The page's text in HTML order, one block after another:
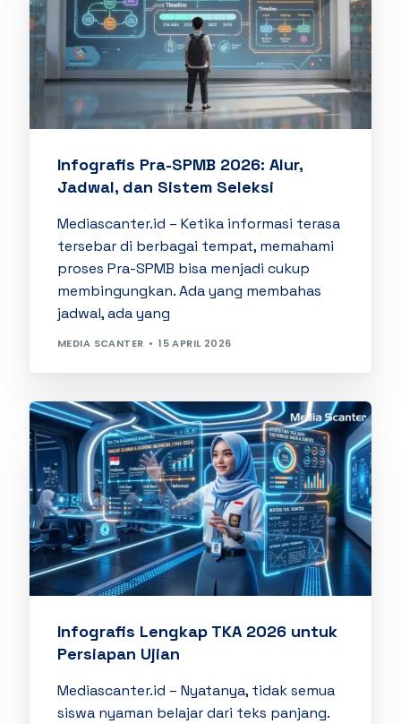
Infografis Pra-SPMB 2026: Alur,
Jadwal, dan Sistem Seleksi
Mediascanter.id – Ketika informasi terasa
tersebar di berbagai tempat, memahami
proses Pra-SPMB bisa menjadi cukup
membingungkan. Ada yang membahas
jadwal, ada yang
MEDIA SCANTER 15 APRIL 2026
Infografis Lengkap TKA 2026 untuk
Persiapan Ujian
Mediascanter.id – Nyatanya, tidak semua
siswa nyaman belajar dari teks panjang.